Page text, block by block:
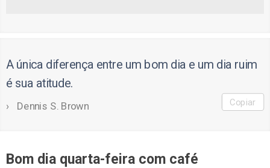
A única diferença entre um bom dia e um dia ruim
é sua atitude.
Dennis S. Brown Copiar
Bom dia quarta-feira com café